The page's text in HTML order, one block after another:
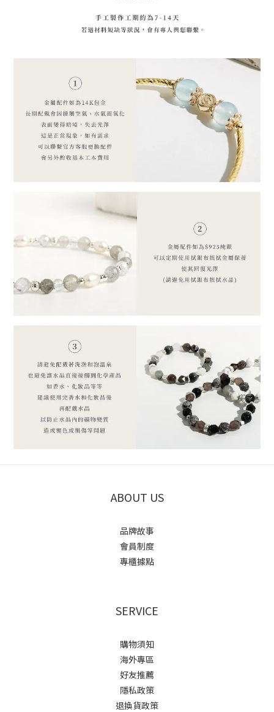
ABOUT US
品牌故事
會員制度
專櫃據點
SERVICE
購物須知
海外專區
好友推薦
隱私政策
退換貨政策